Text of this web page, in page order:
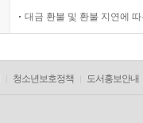
대금 환불 및 환불 지연에
청소년보호정책 도서홍보안내